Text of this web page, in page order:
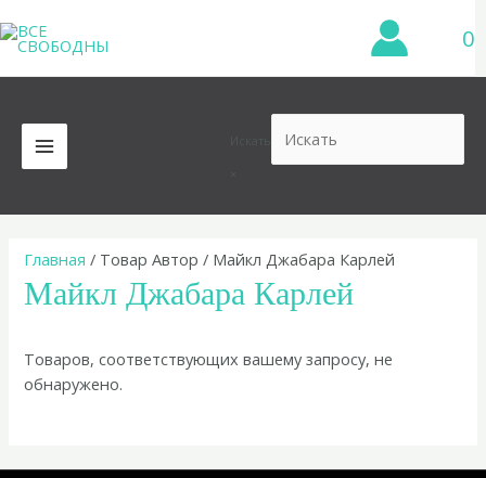
к
содержимому
0
MAIN
MENU
Главная / Товар Автор / Майкл Джабара Карлей
Майкл Джабара Карлей
Товаров, соответствующих вашему запросу, не
обнаружено.